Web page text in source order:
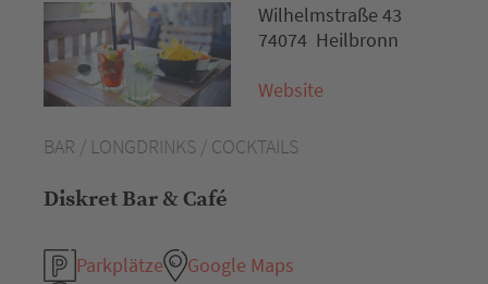
BAR / LONGDRINKS / COCKTAILS
Diskret Bar & Café
Parkplätze
Google Maps
Wilhelmstraße 43
74074 Heilbronn
Website